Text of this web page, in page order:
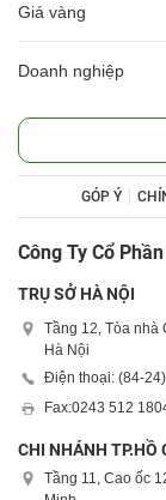
Giá vàng
Doanh nghiệp
GÓP Ý
Công Ty Cổ
TRỤ SỞ HÀ NỘI
Tầng 12, Tòa nhà
Hà Nội
Điện thoại: (84-24)
Fax:0243 512
CHI NHÁNH TP.HỒ
Tầng 11, Cao ốc